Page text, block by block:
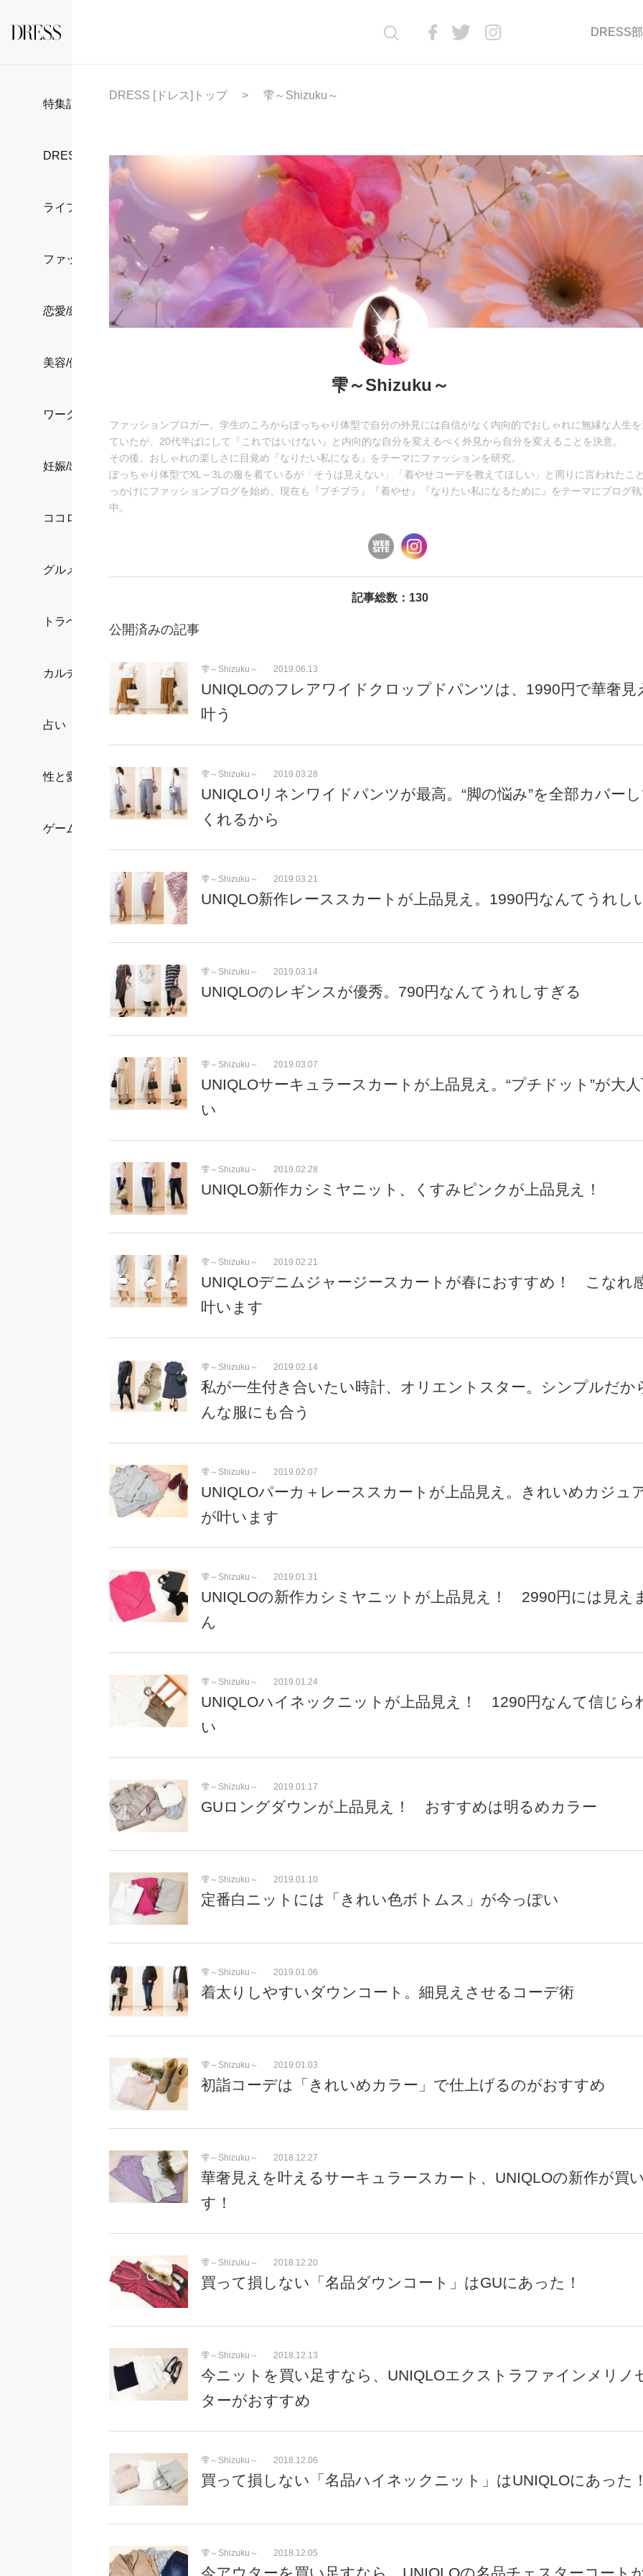
DRESS
特集記事
DRESS部活
ライフスタイル
ファッション
恋愛/結婚/離婚
美容/健康
ワークスタイル
妊娠/出産/家族
ココロ/カラダ
グルメ
トラベル
カルチャー/エンタメ
占い
性と愛
ゲーム
DRESS [ドレス]トップ 雫～Shizuku～
雫～Shizuku～
ファッションブロガー。学生のころからぽっちゃり体型で自分の外見には自信がなく内向的でおしゃれに無縁な人生
ていたが、20代半ばにして『これではいけない』と内向的な自分を変えるべく外見から自分を変えることを決意。
その後、おしゃれの楽しさに目覚め『なりたい私になる』をテーマにファッションを研究。
ぽっちゃり体型でXL～3Lの服を着ているが「そうは見えない」「着やせコーデを教えてほしい」と周りに言われたこ
っかけにファッションブログを始め、現在も『プチプラ』『着やせ』『なりたい私になるために』をテーマにブログ
中。
記事総数：130
公開済みの記事
UNIQLOのフレアワイドクロップドパンツは、1990円で華奢見
叶う
雫～Shizuku～ 2019.06.13
UNIQLOリネンワイドパンツが最高。“脚の悩み”を全部カバー
くれるから
雫～Shizuku～ 2019.03.28
UNIQLO新作レーススカートが上品見え。1990円なんてうれし
雫～Shizuku～ 2019.03.21
UNIQLOのレギンスが優秀。790円なんてうれしすぎる
雫～Shizuku～ 2019.03.14
UNIQLOサーキュラースカートが上品見え。“プチドット”が大
い
雫～Shizuku～ 2019.03.07
UNIQLO新作カシミヤニット、くすみピンクが上品見え！
雫～Shizuku～ 2019.02.28
UNIQLOデニムジャージースカートが春におすすめ！ こなれ
叶います
雫～Shizuku～ 2019.02.21
私が一生付き合いたい時計、オリエントスター。シンプルだか
んな服にも合う
雫～Shizuku～ 2019.02.14
UNIQLOパーカ＋レーススカートが上品見え。きれいめカジュ
が叶います
雫～Shizuku～ 2019.02.07
UNIQLOの新作カシミヤニットが上品見え！ 2990円には見え
ん
雫～Shizuku～ 2019.01.31
UNIQLOハイネックニットが上品見え！ 1290円なんて信じら
い
雫～Shizuku～ 2019.01.24
GUロングダウンが上品見え！ おすすめは明るめカラー
雫～Shizuku～ 2019.01.17
定番白ニットには「きれい色ボトムス」が今っぽい
雫～Shizuku～ 2019.01.10
着太りしやすいダウンコート。細見えさせるコーデ術
雫～Shizuku～ 2019.01.06
初詣コーデは「きれいめカラー」で仕上げるのがおすすめ
雫～Shizuku～ 2019.01.03
華奢見えを叶えるサーキュラースカート、UNIQLOの新作が買
す！
雫～Shizuku～ 2018.12.27
買って損しない「名品ダウンコート」はGUにあった！
雫～Shizuku～ 2018.12.20
今ニットを買い足すなら、UNIQLOエクストラファインメリノ
ターがおすすめ
雫～Shizuku～ 2018.12.13
買って損しない「名品ハイネックニット」はUNIQLOにあった
雫～Shizuku～ 2018.12.06
雫～Shizuku～ 2018.12.05